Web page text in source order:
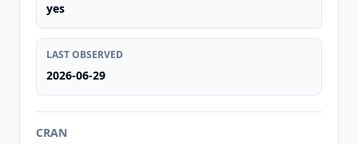
yes
LAST OBSERVED
2026-06-29
CRAN